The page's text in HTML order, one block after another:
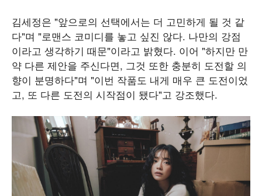
김세정은 "앞으로의 선택에서는 더 고민하게 될 것 같
다"며 "로맨스 코미디를 놓고 싶진 않다. 나만의 강점
이라고 생각하기 때문"이라고 밝혔다. 이어 "하지만 만
약 다른 제안을 주신다면, 그것 또한 충분히 도전할 의
향이 분명하다"며 "이번 작품도 내게 매우 큰 도전이었
고, 또 다른 도전의 시작점이 됐다"고 강조했다.